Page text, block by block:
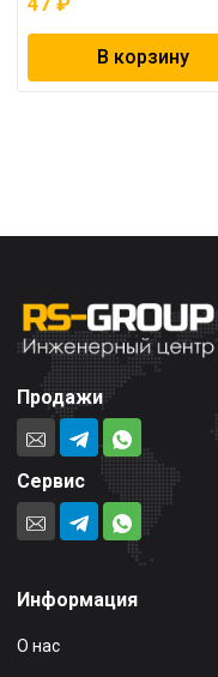
В корзину
Продажи
Сервис
Информация
О нас